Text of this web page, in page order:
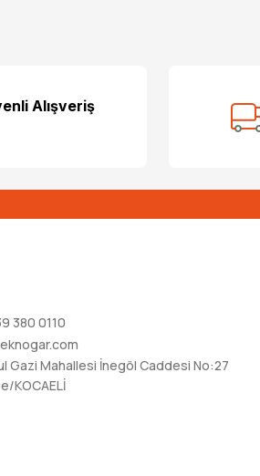
Alışveriş
380 0110
Gazi Mahallesi İnegöl Caddesi No:27
KOCAELİ